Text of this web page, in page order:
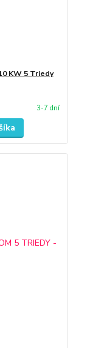
KW 5 Triedy
3-7 dní